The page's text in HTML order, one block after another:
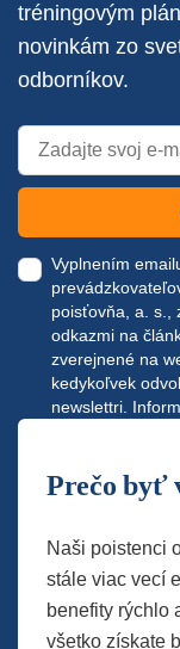
tréningovým
novinkám zo
odborníkov.
Vyplnením
poisťovňa, a. s.,
odkazmi na
zverejnené na
kedykoľvek
newslettri.
Prečo byť
Naši poistenci
stále viac vecí
benefity rýchlo
všetko získate